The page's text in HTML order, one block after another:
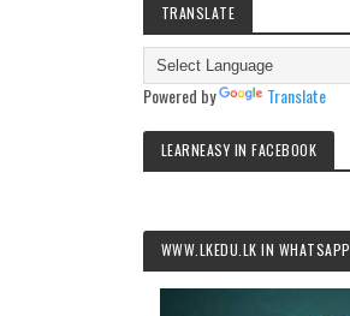
TRANSLATE
Powered by Translate
LEARNEASY IN FACEBOOK
WWW.LKEDU.LK IN WHATSAPP